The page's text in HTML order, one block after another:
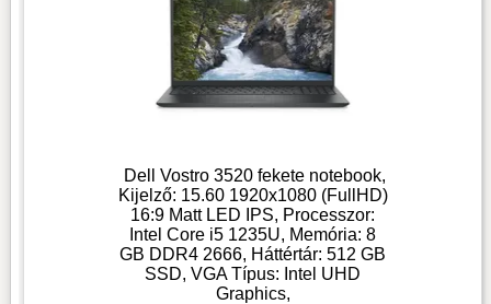
Dell Vostro 3520 fekete notebook,
Kijelző: 15.60 1920x1080 (FullHD)
16:9 Matt LED IPS, Processzor:
Intel Core i5 1235U, Memória: 8
GB DDR4 2666, Háttértár: 512 GB
SSD, VGA Típus: Intel UHD
Graphics,